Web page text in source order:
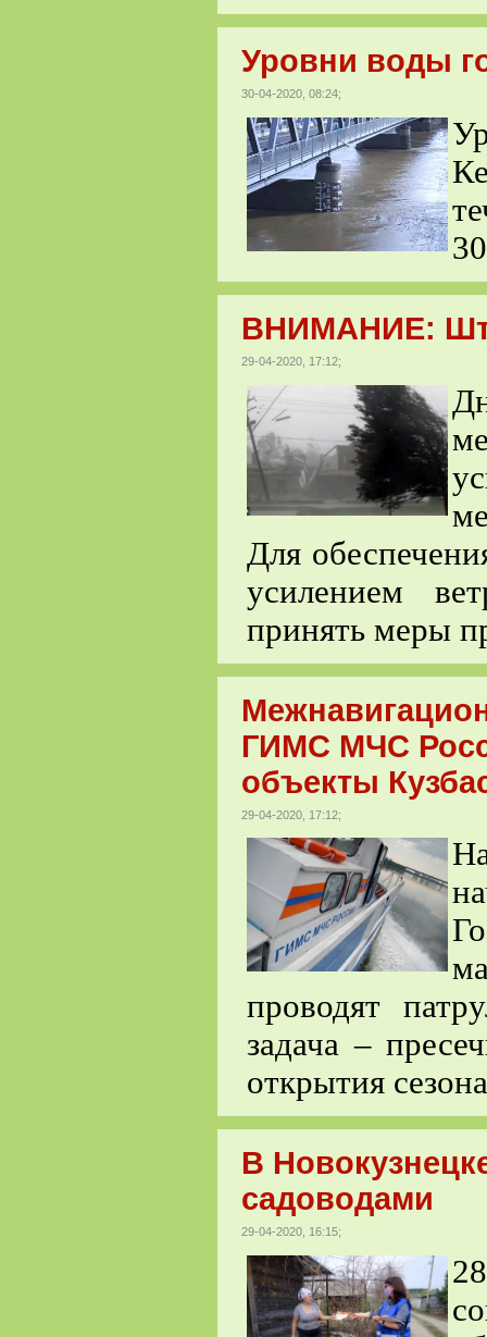
Уровни воды
30-04-2020, 08:24;
ВНИМАНИЕ:
29-04-2020, 17:12;
Для
усилением
принять меры
ГИМС МЧС
объекты
29-04-2020, 17:12;
проводят
задача –
открытия
В
садоводами
29-04-2020, 16:15;